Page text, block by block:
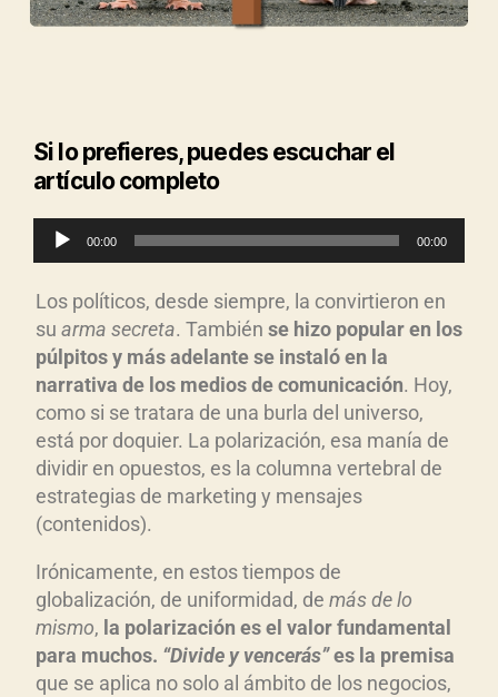
Si lo prefieres, puedes escuchar el
artículo completo
e
p
r
o
d
u
c
t
o
r
d
e
a
u
d
00:00 00:00
Los políticos, desde siempre, la convirtieron en
su arma secreta. También se hizo popular en los
púlpitos y más adelante se instal ó en la
narrativa de los medios de comunicación. Hoy,
como si se tratara de una burla del universo,
está por doquier. La polarización, esa manía de
dividir en opuestos, es la columna vertebral de
estrategias de marketing y mensajes
(contenidos).
Irónicamente, en estos tiempos de
globalización, de uniformidad, de más de lo
mismo, la polarización es el valor fundamental
para muchos. “Divide y vencerás”es la premisa
que se aplica no solo al ámbito de los negocios,